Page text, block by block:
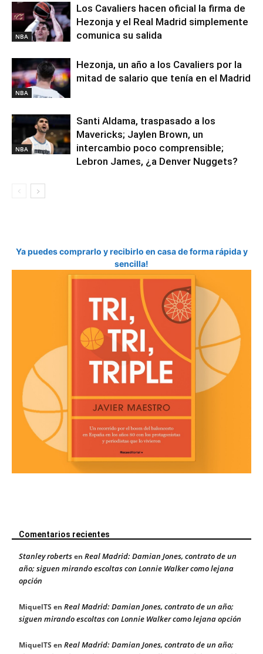
NBA
Los Cavaliers hacen oficial la firma de
Hezonja y el Real Madrid simplemente
comunica su salida
NBA
Hezonja, un año a los Cavaliers por la
mitad de salario que tenía en el Madrid
NBA
Santi Aldama, traspasado a los
Mavericks; Jaylen Brown, un
intercambio poco comprensible;
Lebron James, ¿a Denver Nuggets?
Ya puedes comprarlo y recibirlo en casa de forma rápida y
sencilla!
Comentarios recientes
Stanley robertsen Real Madrid: Damian Jones, contrato de un
año; siguen mirando escoltas con Lonnie Walker como lejana
opción
MiquelTS en Real Madrid: Damian Jones, contrato de un año;
siguen mirando escoltas con Lonnie Walker como lejana opción
MiquelTS en Real Madrid: Damian Jones, contrato de un año;